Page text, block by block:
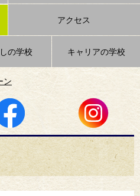
の学校 キャリアの学校
アクセス
ン